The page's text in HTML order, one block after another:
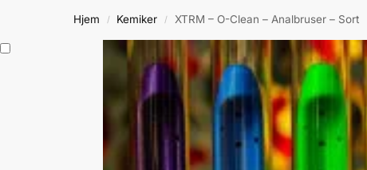
Hjem / Kemiker / XTRM – O-Clean – Analbruser – Sort